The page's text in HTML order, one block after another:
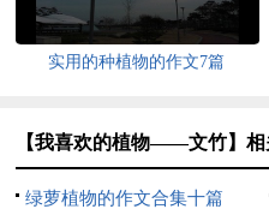
实用的种植物的作文7篇
【我喜欢的植物——文竹】相
绿萝植物的作文合集十篇